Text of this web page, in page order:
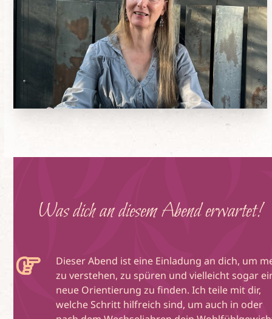
Was dich an diesem Abend erwartet!
Dieser Abend ist eine Einladung an dich, um
zu verstehen, zu spüren und vielleicht sogar
neue Orientierung zu finden. Ich teile mit dir,
welche Schritt hilfreich sind, um auch in oder